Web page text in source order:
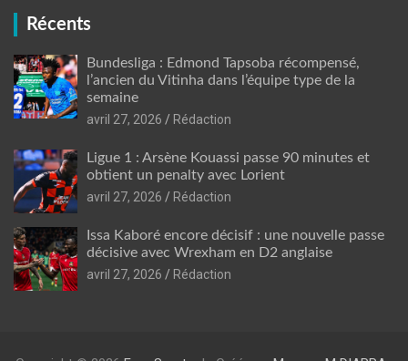
Récents
Bundesliga : Edmond Tapsoba récompensé,
l’ancien du Vitinha dans l’équipe type de la
semaine
avril 27, 2026
Rédaction
Ligue 1 : Arsène Kouassi passe 90 minutes et
obtient un penalty avec Lorient
avril 27, 2026
Rédaction
Issa Kaboré encore décisif : une nouvelle passe
décisive avec Wrexham en D2 anglaise
avril 27, 2026
Rédaction